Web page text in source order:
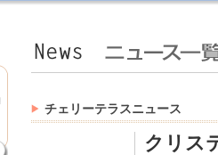
チェリーテラスニュース
クリス